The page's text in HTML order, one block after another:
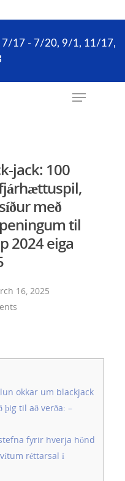
online.
7/17 - 7/20, 9/1, 11/17,
jack: 100
með
til
2024 eiga
16, 2025
okkar um blackjack
til að verða: –
fyrir hverja hönd
réttarsal í